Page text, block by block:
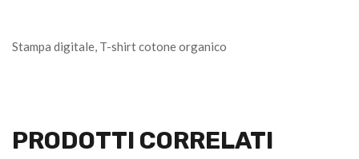
Stampa digitale, T-shirt cotone organico
PRODOTTI CORRELATI